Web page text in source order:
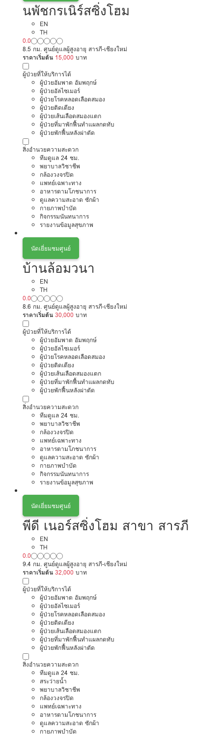
นพัชกรเนิร์สซิ่งโฮม
EN
TH
0.0
8.5 กม. ศูนย์ดูแลผู้สูงอายุ สารภี-เชียงใหม่
ราคาเริ่มต้น 15,000 บาท
ผู้ป่วยที่ให้บริการได้
ผู้ป่วยอัมพาต อัมพฤกษ์
ผู้ป่วยอัลไซเมอร์
ผู้ป่วยโรคหลอดเลือดสมอง
ผู้ป่วยติดเตียง
ผู้ป่วยเส้นเลือดสมองแตก
ผู้ป่วยที่มาพักฟื้นทำแผลกดทับ
ผู้ป่วยพักฟื้นหลังผ่าตัด
สิ่งอำนวยความสะดวก
ทีมดูแล 24 ชม.
พยาบาลวิชาชีพ
กล้องวงจรปิด
แพทย์เฉพาะทาง
อาหารตามโภชนาการ
ดูแลความสะอาด ซักผ้า
กายภาพบำบัด
กิจกรรมนันทนาการ
รายงานข้อมูลสุขภาพ
นัดเยี่ยมชมศูนย์
บ้านล้อมวนา
EN
TH
0.0
8.6 กม. ศูนย์ดูแลผู้สูงอายุ สารภี-เชียงใหม่
ราคาเริ่มต้น 30,000 บาท
ผู้ป่วยที่ให้บริการได้
ผู้ป่วยอัมพาต อัมพฤกษ์
ผู้ป่วยอัลไซเมอร์
ผู้ป่วยโรคหลอดเลือดสมอง
ผู้ป่วยติดเตียง
ผู้ป่วยเส้นเลือดสมองแตก
ผู้ป่วยที่มาพักฟื้นทำแผลกดทับ
ผู้ป่วยพักฟื้นหลังผ่าตัด
สิ่งอำนวยความสะดวก
ทีมดูแล 24 ชม.
พยาบาลวิชาชีพ
กล้องวงจรปิด
แพทย์เฉพาะทาง
อาหารตามโภชนาการ
ดูแลความสะอาด ซักผ้า
กายภาพบำบัด
กิจกรรมนันทนาการ
รายงานข้อมูลสุขภาพ
นัดเยี่ยมชมศูนย์
พีดี เนอร์สซิ่งโฮม สาขา สารภี
EN
TH
0.0
9.4 กม. ศูนย์ดูแลผู้สูงอายุ สารภี-เชียงใหม่
ราคาเริ่มต้น 32,000 บาท
ผู้ป่วยที่ให้บริการได้
ผู้ป่วยอัมพาต อัมพฤกษ์
ผู้ป่วยอัลไซเมอร์
ผู้ป่วยโรคหลอดเลือดสมอง
ผู้ป่วยติดเตียง
ผู้ป่วยเส้นเลือดสมองแตก
ผู้ป่วยที่มาพักฟื้นทำแผลกดทับ
ผู้ป่วยพักฟื้นหลังผ่าตัด
สิ่งอำนวยความสะดวก
ทีมดูแล 24 ชม.
สระว่ายน้ำ
พยาบาลวิชาชีพ
กล้องวงจรปิด
แพทย์เฉพาะทาง
อาหารตามโภชนาการ
ดูแลความสะอาด ซักผ้า
กายภาพบำบัด